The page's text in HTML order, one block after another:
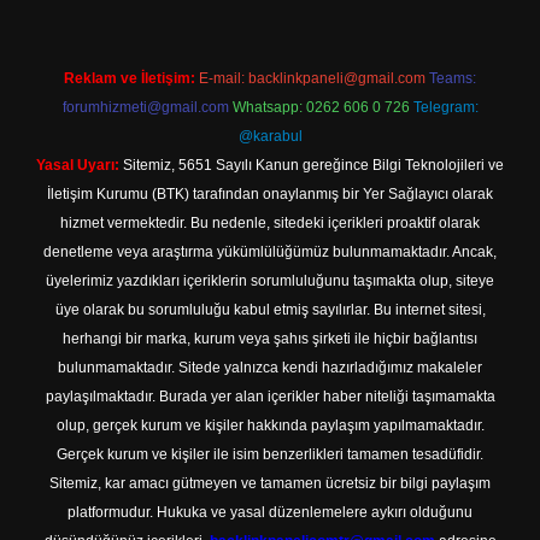
Reklam ve İletişim: E-mail: backlinkpaneli@gmail.com Teams:
forumhizmeti@gmail.com Whatsapp: 0262 606 0 726 Telegram:
@karabul
Yasal Uyarı: Sitemiz, 5651 Sayılı Kanun gereğince Bilgi Teknolojileri ve
İletişim Kurumu (BTK) tarafından onaylanmış bir Yer Sağlayıcı olarak
hizmet vermektedir. Bu nedenle, sitedeki içerikleri proaktif olarak
denetleme veya araştırma yükümlülüğümüz bulunmamaktadır. Ancak,
üyelerimiz yazdıkları içeriklerin sorumluluğunu taşımakta olup, siteye
üye olarak bu sorumluluğu kabul etmiş sayılırlar. Bu internet sitesi,
herhangi bir marka, kurum veya şahıs şirketi ile hiçbir bağlantısı
bulunmamaktadır. Sitede yalnızca kendi hazırladığımız makaleler
paylaşılmaktadır. Burada yer alan içerikler haber niteliği taşımamakta
olup, gerçek kurum ve kişiler hakkında paylaşım yapılmamaktadır.
Gerçek kurum ve kişiler ile isim benzerlikleri tamamen tesadüfidir.
Sitemiz, kar amacı gütmeyen ve tamamen ücretsiz bir bilgi paylaşım
platformudur. Hukuka ve yasal düzenlemelere aykırı olduğunu